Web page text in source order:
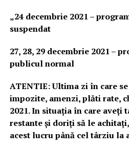
„24 decembrie 2021 –
suspendat
27, 28, 29 decembrie 2021 –
publicul normal
ATENTIE: Ultima zi în care
impozite, amenzi, plăti rate,
2021. In situația în care aveți
restante și doriți să le
acest lucru până cel târziu la